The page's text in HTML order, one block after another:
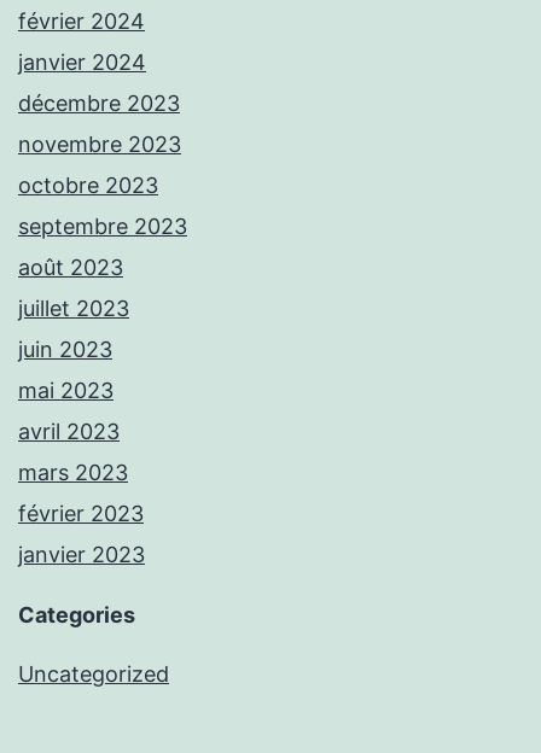
février 2024
janvier 2024
décembre 2023
novembre 2023
octobre 2023
septembre 2023
août 2023
juillet 2023
juin 2023
mai 2023
avril 2023
mars 2023
février 2023
janvier 2023
Categories
Uncategorized